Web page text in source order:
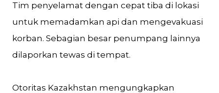
Tim penyelamat dengan cepat tiba di lokasi
untuk memadamkan api dan mengevakuasi
korban. Sebagian besar penumpang lainnya
dilaporkan tewas di tempat.
Otoritas Kazakhstan mengungkapkan